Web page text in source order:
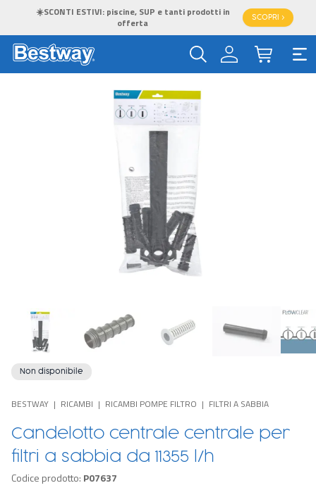
☀️SCONTI ESTIVI: piscine, SUP e tanti prodotti in
offerta
SCOPRI >
Non disponibile
BESTWAY RICAMBI RICAMBI POMPE FILTRO FILTRI A SABBIA
Candelotto centrale centrale per
filtri a sabbia da 11355 l/h
Codice prodotto: P07637